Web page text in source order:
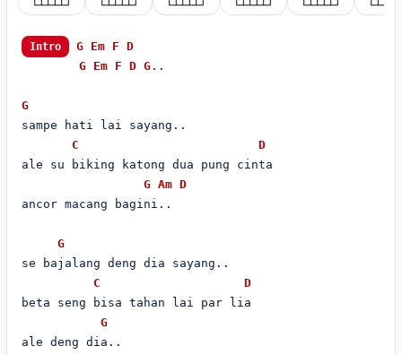
Intro G Em F D
G
Em F D G..
G
sampe hati lai sayang..
C
D
ale su biking katong dua pung cinta
G Am D
ancor macang bagini..
G
se bajalang deng dia sayang..
C
D
beta seng bisa tahan lai par lia
G
ale deng dia..